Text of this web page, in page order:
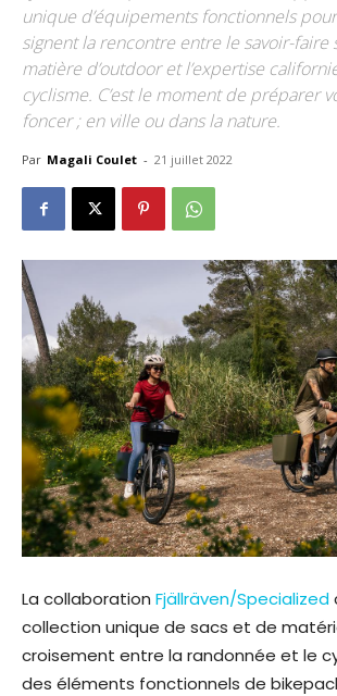
unique d’équipements fonctionnels
signent la rencontre entre le savoir-faire
matière d’outdoor et l’expertise
cyclisme. C’est le moment de préparer
foncer ; en ville ou dans la nature.
Par Magali Coulet - 21 juillet 2022
La collaboration Fjällräven/Specialized
collection unique de sacs et de
croisement entre la randonnée et le
des éléments fonctionnels de